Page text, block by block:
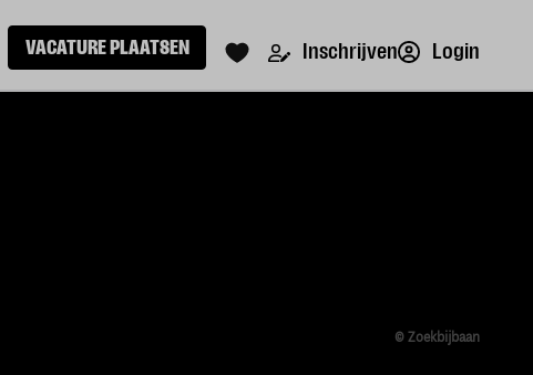
VACATURE PLAATSEN Inschrijven Login
© Zoekbijbaan